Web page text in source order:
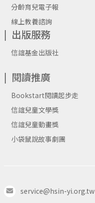
分齡育兒電子報
線上教養諮詢
出版服務
信誼基金出版社
閱讀推廣
Bookstart閱讀起步走
信誼兒童文學獎
信誼兒童動畫獎
小袋鼠說故事劇團
service@hsin-yi.org.tw